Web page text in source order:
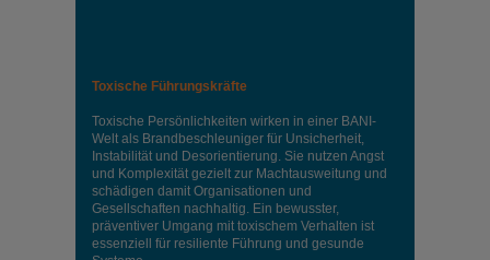
Toxische Führungskräfte
Toxische Persönlichkeiten wirken in einer BANI-
Welt als Brandbeschleuniger für Unsicherheit,
Instabilität und Desorientierung. Sie nutzen Angst
und Komplexität gezielt zur Machtausweitung und
schädigen damit Organisationen und
Gesellschaften nachhaltig. Ein bewusster,
präventiver Umgang mit toxischem Verhalten ist
essenziell für resiliente Führung und gesunde